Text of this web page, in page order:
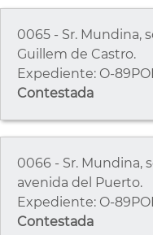
0065 - Sr. Mundina,
Guillem de Castro.
Expediente: O-
Contestada
0066 - Sr. Mundina,
avenida del Puerto.
Expediente: O-
Contestada